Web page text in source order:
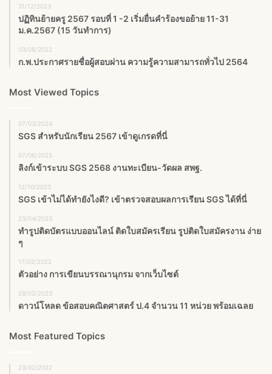
31/12/2023
ปฏิทินย้ายครู 2567 รอบที่ 1 -2 เริ่มยื่นคำร้องขอย้าย 11-31
ม.ค.2567 (15 วันทำการ)
03/08/2022
ก.พ.ประกาศรายชื่อผู้สอบผ่าน ความรู้ความสามารถทั่วไป 2564
Most Viewed Topics
07/03/2024
SGS สําหรับนักเรียน 2567 เข้าดูเกรดที่นี่
07/06/2025
ลิงก์เข้าระบบ SGS 2568 งานทะเบียน-วัดผล สพฐ.
12/10/2023
SGS เข้าไม่ได้ทำยังไงดี? เข้าตรวจสอบผลการเรียน SGS ได้ที่นี่
23/04/2023
ทำรูปติดบัตรแบบออนไลน์ ติดใบสมัครเรียน รูปติดใบสมัครงาน ง่าย
ๆ
17/02/2022
ตัวอย่าง การเขียนบรรณานุกรม จากเว็บไซต์
28/02/2023
ดาวน์โหลด ข้อสอบคณิตศาสตร์ ป.4 จำนวน 11 หน่วย พร้อมเฉลย
Most Featured Topics
23/02/2022